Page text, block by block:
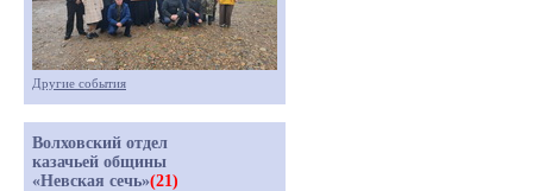
Другие события
Волховский отдел
казачьей общины
«Невская сечь»(21)